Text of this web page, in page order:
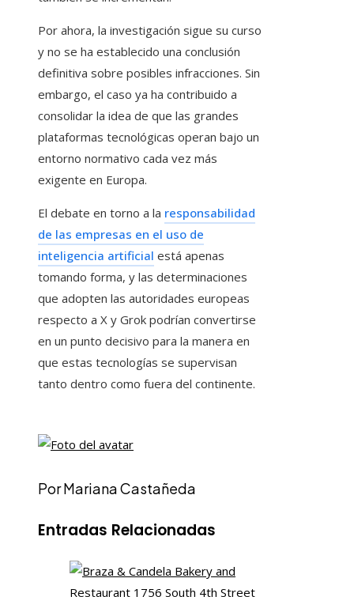
Por ahora, la investigación sigue su curso
y no se ha establecido una conclusión
definitiva sobre posibles infracciones. Sin
embargo, el caso ya ha contribuido a
consolidar la idea de que las grandes
plataformas tecnológicas operan bajo un
entorno normativo cada vez más
exigente en Europa.
El debate en torno a la responsabilidad
de las empresas en el uso de
inteligencia artificial está apenas
tomando forma, y las determinaciones
que adopten las autoridades europeas
respecto a X y Grok podrían convertirse
en un punto decisivo para la manera en
que estas tecnologías se supervisan
tanto dentro como fuera del continente.
Por Mariana Castañeda
Entradas Relacionadas